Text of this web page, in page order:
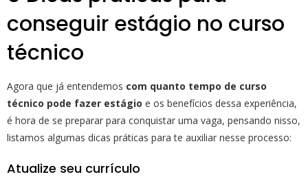
conseguir estágio no curso
técnico
Agora que já entendemos com quanto tempo de curso
técnico pode fazer estágio e os benefícios dessa experiência,
é hora de se preparar para conquistar uma vaga, pensando nisso,
listamos algumas dicas práticas para te auxiliar nesse processo:
Atualize seu currículo